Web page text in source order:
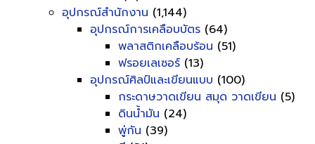
อุปกรณ์สำนักงาน (1,144)
อุปกรณ์การเคลือบบัตร (64)
พลาสติกเคลือบร้อน (51)
ฟรอยเลเซอร์ (13)
อุปกรณ์ศิลป์และเขียนแบบ (100)
กระดาษวาดเขียน สมุด วาดเขียน (5)
ดินน้ำมัน (24)
พู่กัน (39)